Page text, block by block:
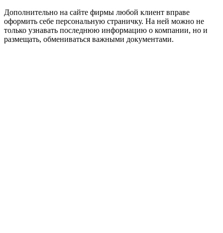
Дополнительно на сайте фирмы любой клиент вправе
оформить себе персональную страничку. На ней можно не
только узнавать последнюю информацию о компании, но и
размещать, обмениваться важными документами.